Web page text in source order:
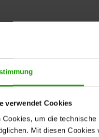
verwendet Cookies
Cookies, um die
Mit diesen